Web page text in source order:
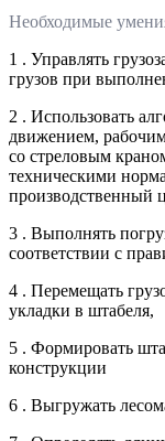
Необходимые
1 . Управлять
грузов при
2 . Использовать
движением,
со стреловым
техническими
производственный
3 . Выполнять
соответствии с
4 . Перемещать
укладки в штабеля,
5 . Формировать
конструкции
6 . Выгружать